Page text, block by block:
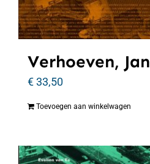
Verhoeven, Jan
€33,50
Toevoegen aan winkelwagen